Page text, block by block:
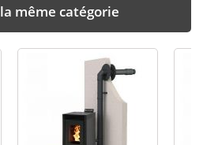
même catégorie